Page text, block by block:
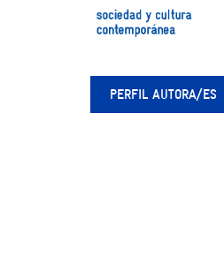
PERFIL AUTORA/ES